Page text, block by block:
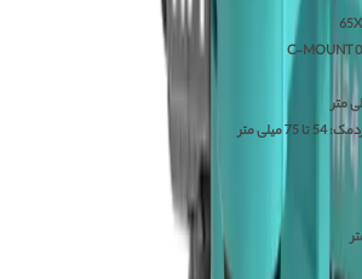
میلی متر